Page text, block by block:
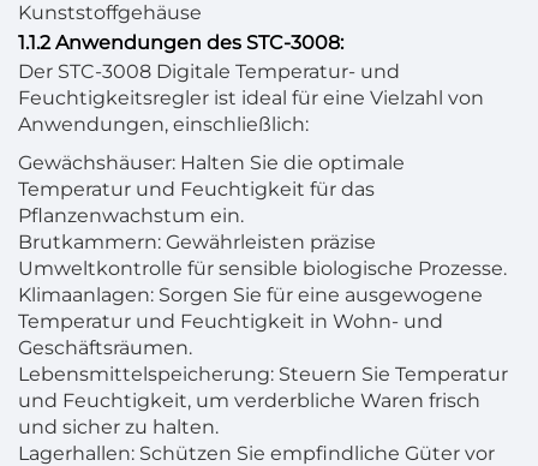
Kunststoffgehäuse
1.1.2 Anwendungen des STC-3008:
Der STC-3008 Digitale Temperatur- und
Feuchtigkeitsregler ist ideal für eine Vielzahl von
Anwendungen, einschließlich:
Gewächshäuser: Halten Sie die optimale
Temperatur und Feuchtigkeit für das
Pflanzenwachstum ein.
Brutkammern: Gewährleisten präzise
Umweltkontrolle für sensible biologische Prozesse.
Klimaanlagen: Sorgen Sie für eine ausgewogene
Temperatur und Feuchtigkeit in Wohn- und
Geschäftsräumen.
Lebensmittelspeicherung: Steuern Sie Temperatur
und Feuchtigkeit, um verderbliche Waren frisch
und sicher zu halten.
Lagerhallen: Schützen Sie empfindliche Güter vor